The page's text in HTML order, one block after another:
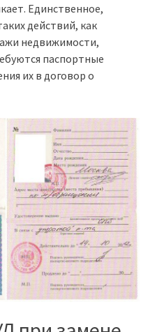
Единственное,
действий, как
недвижимости,
паспортные
их в договор о